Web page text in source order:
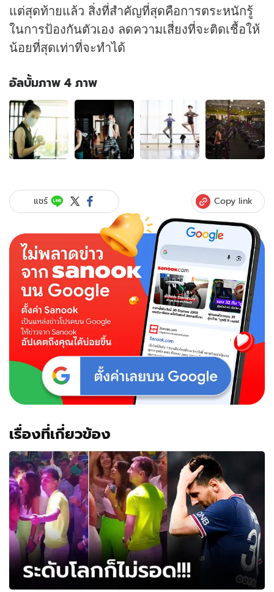
แต่สุดท้ายแล้ว สิ่งที่สำคัญที่สุดคือการตระหนักรู้
ในการป้องกันตัวเอง ลดความเสี่ยงที่จะติดเชื้อให้
น้อยที่สุดเท่าที่จะทำได้
อัลบั้มภาพ 4 ภาพ
อัลบั้ม
ภาพ
4
ภาพ
ของ
เสี่ยง
ไหม?
เข้า
ยิม
อย่างไร
ปลอดภัย
ห่าง
ไกล
จาก
เชื้อ
COVID-
19?
แชร์ Copy link
เรื่องที่เกี่ยวข้อง